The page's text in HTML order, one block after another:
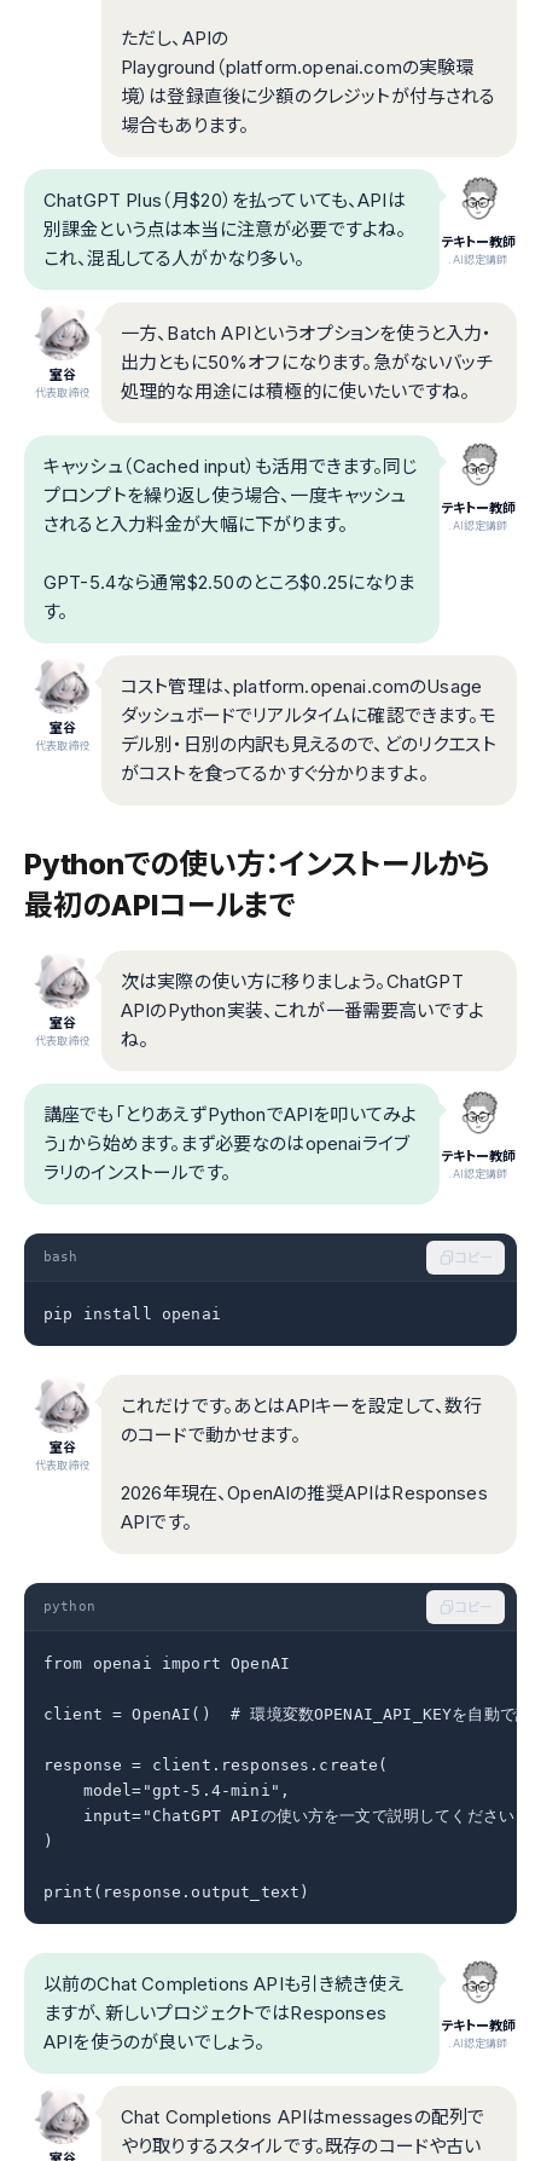
ただし、APIの
Playground（platform.openai.comの実験環
境）は登録直後に少額のクレジットが付与される
場合もあります。
テキトー教師
.AI認定講師
ChatGPT Plus（月$20）を払っていても、APIは
別課金という点は本当に注意が必要ですよね。
これ、混乱してる人がかなり多い。
室谷
代表取締役
一方、Batch APIというオプションを使うと入力・
出力ともに50%オフになります。急がないバッチ
処理的な用途には積極的に使いたいですね。
テキトー教師
.AI認定講師
キャッシュ（Cached input）も活用できます。同じ
プロンプトを繰り返し使う場合、一度キャッシュ
されると入力料金が大幅に下がります。
GPT-5.4なら通常$2.50のところ$0.25になりま
す。
室谷
代表取締役
コスト管理は、platform.openai.comのUsage
ダッシュボードでリアルタイムに確認できます。モ
デル別・日別の内訳も見えるので、どのリクエスト
がコストを食ってるかすぐ分かりますよ。
Pythonでの使い方：インストールから
最初のAPIコールまで
室谷
代表取締役
次は実際の使い方に移りましょう。ChatGPT
APIのPython実装、これが一番需要高いですよ
ね。
テキトー教師
.AI認定講師
講座でも「とりあえずPythonでAPIを叩いてみよ
う」から始めます。まず必要なのはopenaiライブ
ラリのインストールです。
bash コピー
pip install openai
室谷
代表取締役
これだけです。あとはAPIキーを設定して、数行
のコードで動かせます。
2026年現在、OpenAIの推奨APIはResponses
APIです。
python コピー
from openai import OpenAI
client = OpenAI()  # 環境変数OPENAI_API_KEYを自動で読
response = client.responses.create(
    model="gpt-5.4-mini",
    input="ChatGPT APIの使い方を一文で説明してください"
)
print(response.output_text)
テキトー教師
.AI認定講師
以前のChat Completions APIも引き続き使え
ますが、新しいプロジェクトではResponses
APIを使うのが良いでしょう。
Chat Completions APIはmessagesの配列で
やり取りするスタイルです。既存のコードや古い